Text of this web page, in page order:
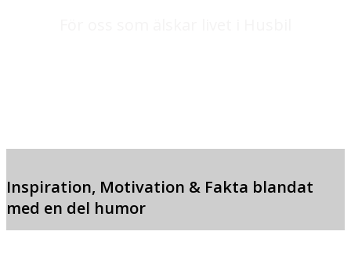
Inspiration, Motivation & Fakta blandat
med en del humor